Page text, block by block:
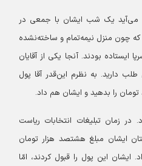
یک شب ایشان با جمعی در
چون منزل نیمه‌تمام و ساخته‌نشده
بودند. آنجا یکی از آقایان
دارید. به نظرم این‌قدر آقا پول
را بدهید و ایشان هم داد.
زمان تبلیغات انتخابات ریاست
از دوستان ایشان مبلغ هشتصد هزار تومان
این پول را قبول کردند، امّا